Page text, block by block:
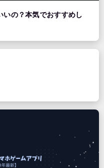
いの？本気でおすすめし